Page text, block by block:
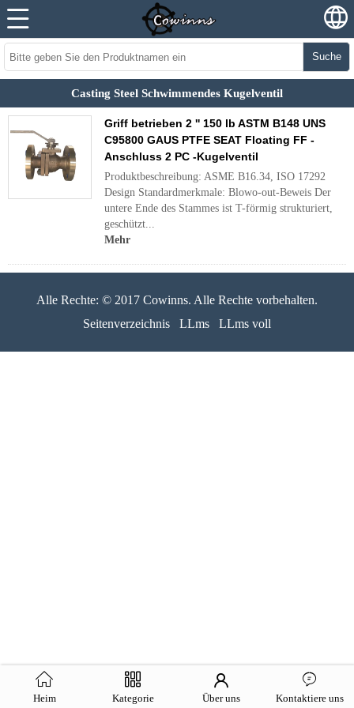
Suche
Casting Steel Schwimmendes Kugelventil
Griff betrieben 2 '' 150 lb ASTM B148 UNS
C95800 GAUS PTFE SEAT Floating FF -
Anschluss 2 PC -Kugelventil
Produktbeschreibung: ASME B16.34, ISO 17292
Design Standardmerkmale: Blowo-out-Beweis Der
untere Ende des Stammes ist T-förmig strukturiert,
geschützt...
Mehr
Alle Rechte: © 2017 Cowinns. Alle Rechte vorbehalten.
Seitenverzeichnis
LLms LLms voll
Heim Kategorie Über uns Kontaktiere uns